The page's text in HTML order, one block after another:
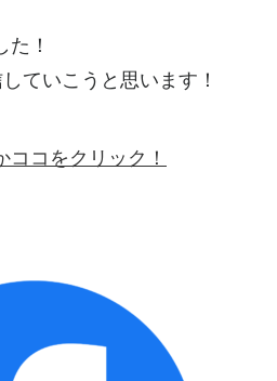
！
ていこうと思います！
コをクリック！